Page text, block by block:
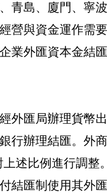
青島、廈門、寧波
營與資金運作需
業外匯資本金結
外匯局辦理貨幣
行辦理結匯。外
述比例進行調整。
結匯制使用其外